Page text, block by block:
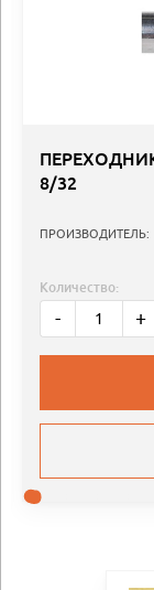
ПЕРЕХОДНИК
8/32
ПРОИЗВОДИТЕЛЬ:
Количество:
- +